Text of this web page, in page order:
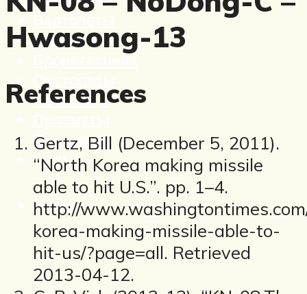
Корабли
Бронетехника
Пистолеты
Автоматы
Винтовки
Ружья
Меню
Hwasong-13
References
Gertz, Bill (December 5, 2011).
“North Korea making missile
able to hit U.S.”. pp. 1–4.
http://
korea-making-missile-able-to-
hit-us/?page=all. Retrieved
2013-04-12.